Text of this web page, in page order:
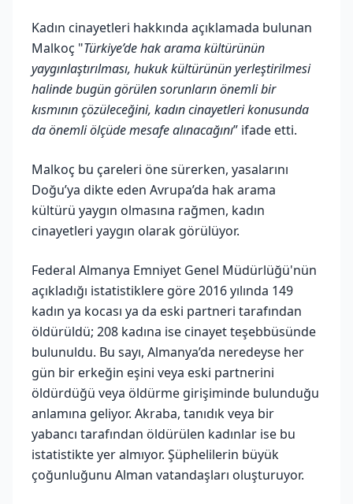
Kadın cinayetleri hakkında açıklamada bulunan
Malkoç "Türkiye’de hak arama kültürünün
yaygınlaştırılması, hukuk kültürünün yerleştirilmesi
halinde bugün görülen sorunların önemli bir
kısmının çözüleceğini, kadın cinayetleri konusunda
da önemli ölçüde mesafe alınacağını” ifade etti.
Malkoç bu çareleri öne sürerken, yasalarını
Doğu’ya dikte eden Avrupa’da hak arama
kültürü yaygın olmasına rağmen, kadın
cinayetleri yaygın olarak görülüyor.
Federal Almanya Emniyet Genel Müdürlüğü'nün
açıkladığı istatistiklere göre 2016 yılında 149
kadın ya kocası ya da eski partneri tarafından
öldürüldü; 208 kadına ise cinayet teşebbüsünde
bulunuldu. Bu sayı, Almanya’da neredeyse her
gün bir erkeğin eşini veya eski partnerini
öldürdüğü veya öldürme girişiminde bulunduğu
anlamına geliyor. Akraba, tanıdık veya bir
yabancı tarafından öldürülen kadınlar ise bu
istatistikte yer almıyor. Şüphelilerin büyük
çoğunluğunu Alman vatandaşları oluşturuyor.